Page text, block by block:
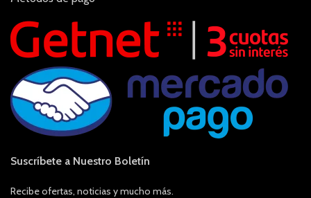
Suscríbete a Nuestro Boletín
Recibe ofertas, noticias y mucho más.